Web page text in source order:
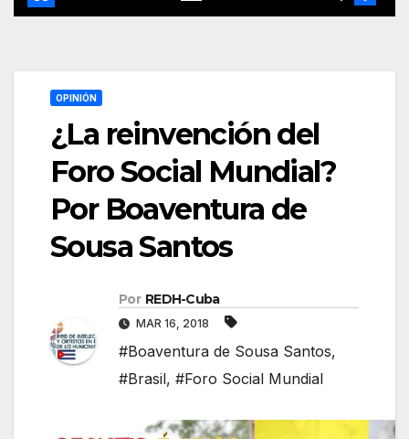
OPINIÓN
¿La reinvención del
Foro Social Mundial?
Por Boaventura de
Sousa Santos
Por REDH-Cuba
MAR 16, 2018
#Boaventura de Sousa Santos,
#Brasil, #Foro Social Mundial